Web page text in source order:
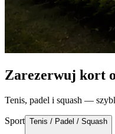
Zarezerwuj kort
Tenis, padel i squash —
Sport Tenis / Padel / Squash